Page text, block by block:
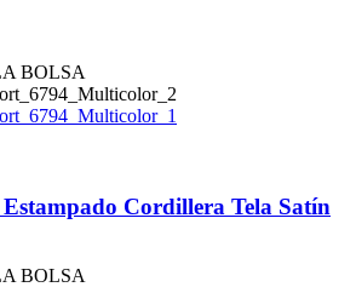
BOLSA
Cordillera Tela Satín
BOLSA